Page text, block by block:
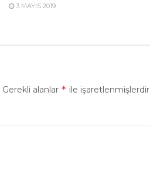
3 MAYIS 2019
Gerekli alanlar * ile işaretlenmişlerdir